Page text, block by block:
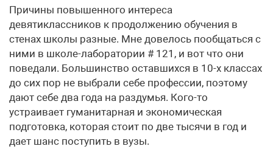
Причины повышенного интереса
девятиклассников к продолжению обучения в
стенах школы разные. Мне довелось пообщаться с
ними в школе-лаборатории # 121, и вот что они
поведали. Большинство оставшихся в 10-х классах
до сих пор не выбрали себе профессии, поэтому
дают себе два года на раздумья. Кого-то
устраивает гуманитарная и экономическая
подготовка, которая стоит по две тысячи в год и
дает шанс поступить в вузы.